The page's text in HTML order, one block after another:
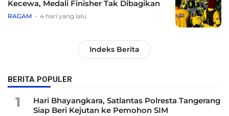
Kecewa, Medali Finisher Tak Dibagikan
RAGAM 4 hari yang lalu
Indeks Berita
BERITA POPULER
1
Hari Bhayangkara, Satlantas Polresta Tangerang
Siap Beri Kejutan ke Pemohon SIM